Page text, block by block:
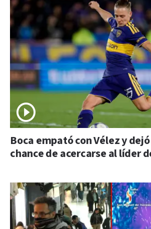
Boca empató con Vélez y
chance de acercarse al líder